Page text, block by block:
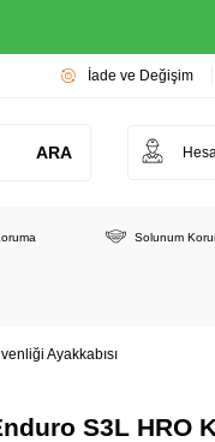
İade ve Değişim
ARA
Solunum
Ayakkabısı
S3L HRO